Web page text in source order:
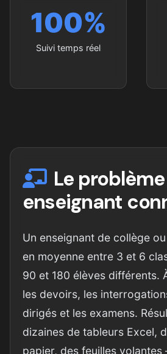
100%
Suivi temps réel
Le
enseignant
Un enseignant de collège
en moyenne entre 3 et 6
90 et 180 élèves différents.
les devoirs, les
dirigés et les examens.
dizaines de tableurs Excel,
papier, des feuilles